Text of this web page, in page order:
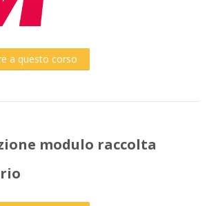
a questo corso
modulo raccolta